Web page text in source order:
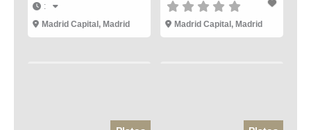
:
Madrid Capital , Madrid Madrid Capital , Madrid